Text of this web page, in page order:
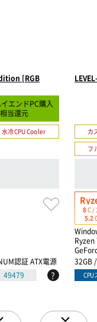
[RGB
エンドPC購入
当還元
水冷CPU Cooler
認証 ATX電源
49479 ?
カ
フ
8C /
5.2
Ryzen
32GB
CPU